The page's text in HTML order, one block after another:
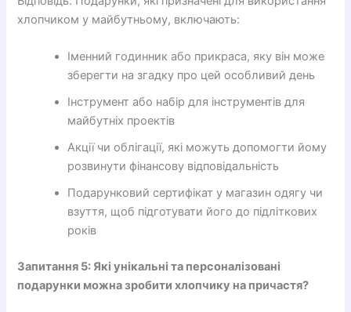
хлопчиком у майбутньому, включають:
Іменний годинник або прикраса, яку він може
зберегти на згадку про цей особливий день
Інструмент або набір для інструментів для
майбутніх проектів
Акції чи облігації, які можуть допомогти йому
розвинути фінансову відповідальність
Подарунковий сертифікат у магазин одягу чи
взуття, щоб підготувати його до підліткових
років
Запитання 5: Які унікальні та персоналізовані
подарунки можна зробити хлопчику на причастя?